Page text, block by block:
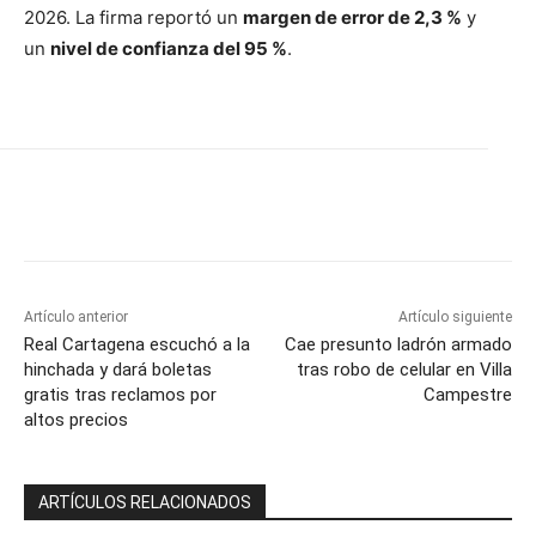
2026. La firma reportó un margen de error de 2,3 % y
un nivel de confianza del 95 %.
Artículo anterior
Real Cartagena escuchó a la
hinchada y dará boletas
gratis tras reclamos por
altos precios
Artículo siguiente
Cae presunto ladrón armado
tras robo de celular en Villa
Campestre
ARTÍCULOS RELACIONADOS